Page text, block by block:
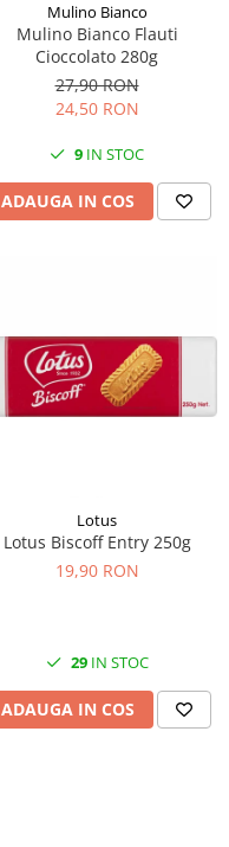
Mulino Bianco
Mulino Bianco Flauti
Cioccolato 280g
27,90 RON
24,50 RON
9 IN STOC
ADAUGA IN COS
Lotus
Lotus Biscoff Entry 250g
19,90 RON
29IN STOC
ADAUGA IN COS